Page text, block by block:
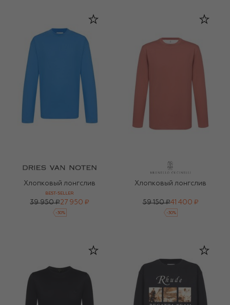
Хлопковый лонгслив
BEST-SELLER
39 950 ₽27 950 ₽
-30%
Хлопковый лонгслив
59 150 ₽41 400 ₽
-30%